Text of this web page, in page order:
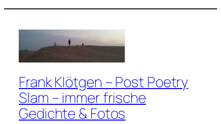
Frank Klötgen – Post Poetry
Slam – immer frische
Gedichte & Fotos